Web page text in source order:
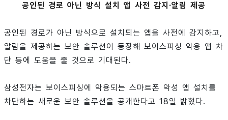
공인된 경로 아닌 방식 설치 앱 사전 감지·알림 제공
공인된 경로가 아닌 방식으로 설치되는 앱을 사전에 감지하고,
알람을 제공하는 보안 솔루션이 등장해 보이스피싱 악용 앱 차
단 등에 도움을 줄 것으로 기대된다.
삼성전자는 보이스피싱에 악용되는 스마트폰 악성 앱 설치를
차단하는 새로운 보안 솔루션을 공개한다고 18일 밝혔다.